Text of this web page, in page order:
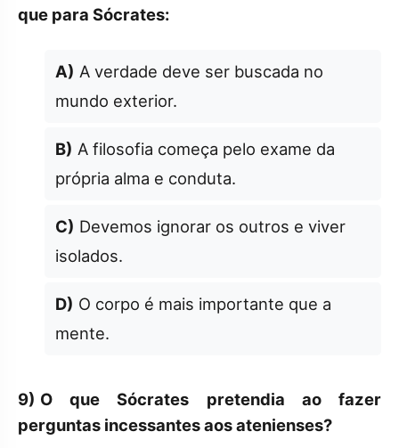
que para Sócrates:
A) A verdade deve ser buscada no
mundo exterior.
B) A filosofia começa pelo exame da
própria alma e conduta.
C) Devemos ignorar os outros e viver
isolados.
D) O corpo é mais importante que a
mente.
9) O que Sócrates pretendia ao fazer
perguntas incessantes aos atenienses?